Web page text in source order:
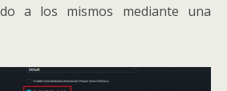
a los mismos mediante una